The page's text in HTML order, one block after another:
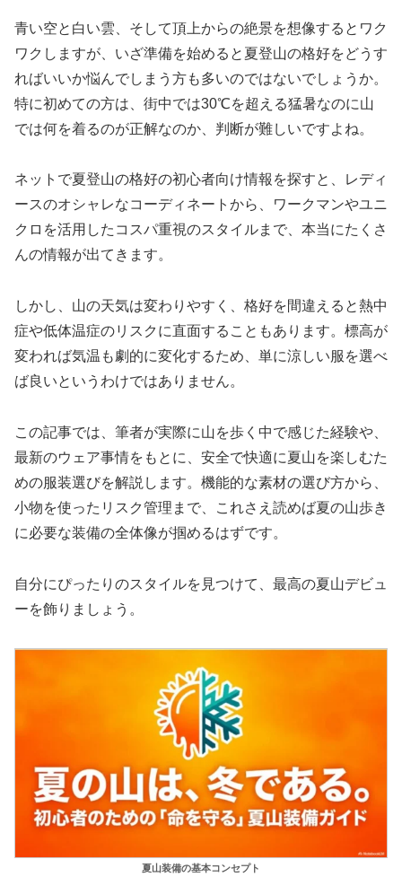
青い空と白い雲、そして頂上からの絶景を想像するとワク
ワクしますが、いざ準備を始めると夏登山の格好をどうす
ればいいか悩んでしまう方も多いのではないでしょうか。
特に初めての方は、街中では30℃を超える猛暑なのに山
では何を着るのが正解なのか、判断が難しいですよね。
ネットで夏登山の格好の初心者向け情報を探すと、レディ
ースのオシャレなコーディネートから、ワークマンやユニ
クロを活用したコスパ重視のスタイルまで、本当にたくさ
んの情報が出てきます。
しかし、山の天気は変わりやすく、格好を間違えると熱中
症や低体温症のリスクに直面することもあります。標高が
変われば気温も劇的に変化するため、単に涼しい服を選べ
ば良いというわけではありません。
この記事では、筆者が実際に山を歩く中で感じた経験や、
最新のウェア事情をもとに、安全で快適に夏山を楽しむた
めの服装選びを解説します。機能的な素材の選び方から、
小物を使ったリスク管理まで、これさえ読めば夏の山歩き
に必要な装備の全体像が掴めるはずです。
自分にぴったりのスタイルを見つけて、最高の夏山デビュ
ーを飾りましょう。
夏山装備の基本コンセプト